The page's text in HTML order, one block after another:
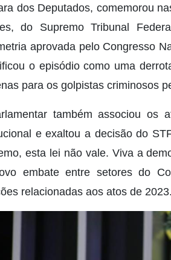
dos Deputados, comemorou
do Supremo Tribunal
aprovada pelo Congresso
o episódio como uma
para os golpistas criminosos
também associou os
e exaltou a decisão do
esta lei não vale. Viva a
embate entre setores do
relacionadas aos atos de 2023.